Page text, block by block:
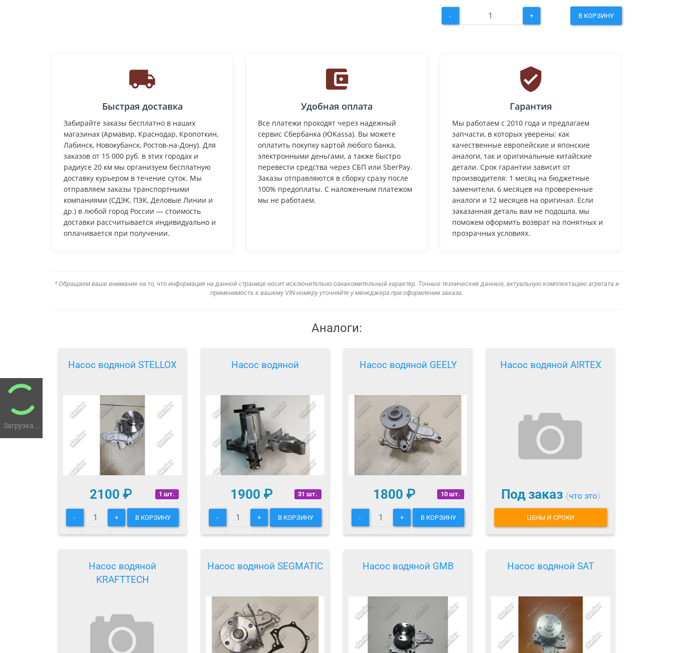
Загрузка...
- + В КОРЗИНУ
Быстрая доставка
Забирайте заказы бесплатно в наших
магазинах (Армавир, Краснодар, Кропоткин,
Лабинск, Новокубанск, Ростов-на-Дону). Для
заказов от 15 000 руб. в этих городах и
радиусе 20 км мы организуем бесплатную
доставку курьером в течение суток. Мы
отправляем заказы транспортными
компаниями (СДЭК, ПЭК, Деловые Линии и
др.) в любой город России — стоимость
доставки рассчитывается индивидуально и
оплачивается при получении.
Удобная оплата
Все платежи проходят через надежный
сервис Сбербанка (ЮKassa). Вы можете
оплатить покупку картой любого банка,
электронными деньгами, а также быстро
перевести средства через СБП или SberPay.
Заказы отправляются в сборку сразу после
100% предоплаты. С наложенным платежом
мы не работаем.
Гарантия
Мы работаем с 2010 года и предлагаем
запчасти, в которых уверены: как
качественные европейские и японские
аналоги, так и оригинальные китайские
детали. Срок гарантии зависит от
производителя: 1 месяц на бюджетные
заменители, 6 месяцев на проверенные
аналоги и 12 месяцев на оригинал. Если
заказанная деталь вам не подошла, мы
поможем оформить возврат на понятных и
прозрачных условиях.
* Обращаем ваше внимание на то, что информация на данной странице носит исключительно ознакомительный характер. Точные технические данные, актуальную комплектацию агрегата и
применимость к вашему VIN-номеру уточняйте у менеджера при оформлении заказа.
Аналоги:
Насос водяной STELLOX
1 шт.
2100 ₽
- + В КОРЗИНУ
Насос водяной
31 шт.
1900 ₽
- + В КОРЗИНУ
Насос водяной GEELY
10 шт.
1800 ₽
- + В КОРЗИНУ
Насос водяной AIRTEX
Под заказ (что это)
ЦЕНЫ И СРОКИ
Насос водяной
KRAFTTECH
Насос водяной SEGMATIC Насос водяной GMB Насос водяной SAT